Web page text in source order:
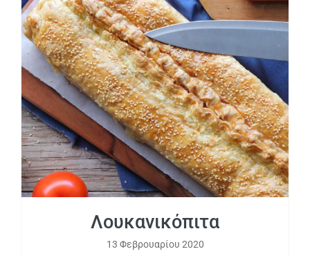
Λουκανικόπιτα
Λουκανικόπιτα
13 Φεβρουαρίου 2020